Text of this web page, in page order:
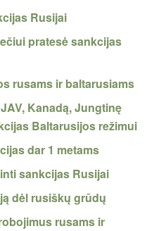
Rusijai
pratesė sankcijas
rusams ir baltarusiams
Kanadą, Jungtinę
Baltarusijos režimui
dar 1 metams
sankcijas Rusijai
dėl rusiškų grūdų
rusams ir